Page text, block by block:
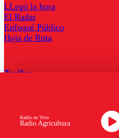
Radio Agricultura
Radio en Vivo
LLegó la hora
El Radar
Enfoqué Público
Hoja de Ruta
Tarifas